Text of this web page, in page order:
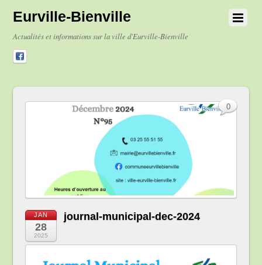
Eurville-Bienville
Actualités et informations sur la ville d'Eurville-Bienville
JAN
28
2025
journal-municipal-dec-2024
0